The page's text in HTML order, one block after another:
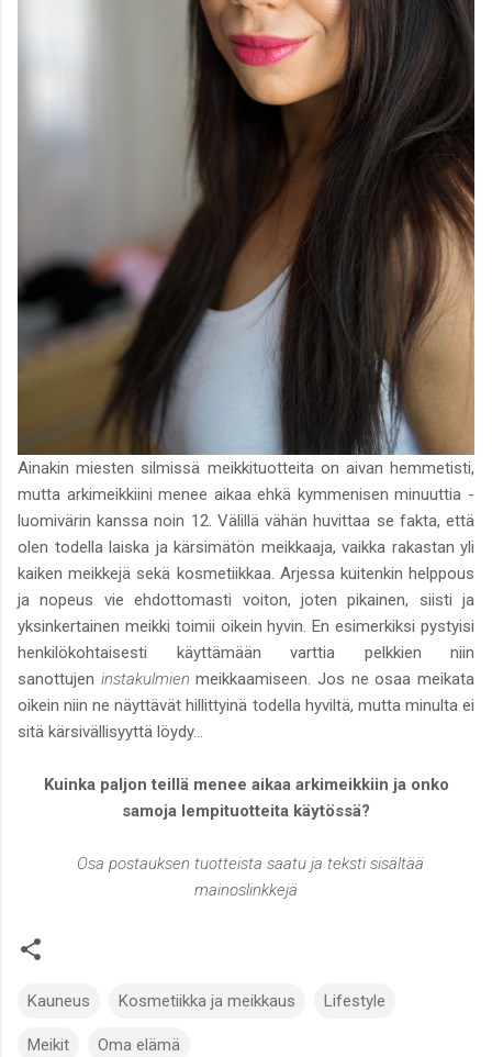
Ainakin miesten silmissä meikkituotteita on aivan hemmetisti,
mutta arkimeikkiini menee aikaa ehkä kymmenisen minuuttia -
luomivärin kanssa noin 12. Välillä vähän huvittaa se fakta, että
olen todella laiska ja kärsimätön meikkaaja, vaikka rakastan yli
kaiken meikkejä sekä kosmetiikkaa. Arjessa kuitenkin helppous
ja nopeus vie ehdottomasti voiton, joten pikainen, siisti ja
yksinkertainen meikki toimii oikein hyvin. En esimerkiksi pystyisi
henkilökohtaisesti käyttämään varttia pelkkien niin
sanottujen instakulmienmeikkaamiseen. Jos ne osaa meikata
oikein niin ne näyttävät hillittyinä todella hyviltä, mutta minulta ei
sitä kärsivällisyyttä löydy...
Kuinka paljon teillä menee aikaa arkimeikkiin ja onko
samoja lempituotteita käytössä?
Osa postauksen tuotteista saatu ja teksti sisältää
mainoslinkkejä
Kauneus Kosmetiikka ja meikkaus Lifestyle
Meikit Oma elämä